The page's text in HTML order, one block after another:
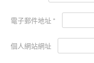
電子郵件地址 *
個人網站網址